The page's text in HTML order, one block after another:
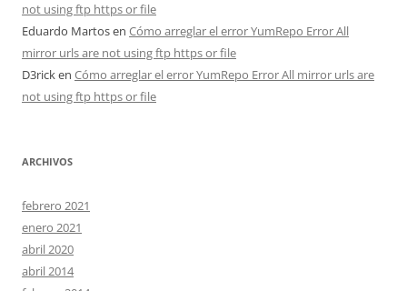
not using ftp https or file
Eduardo Martosen Cómo arreglar el error YumRepo Error All
mirror urls are not using ftp https or file
D3ricken Cómo arreglar el error YumRepo Error All mirror urls are
not using ftp https or file
ARCHIVOS
febrero 2021
enero 2021
abril 2020
abril 2014